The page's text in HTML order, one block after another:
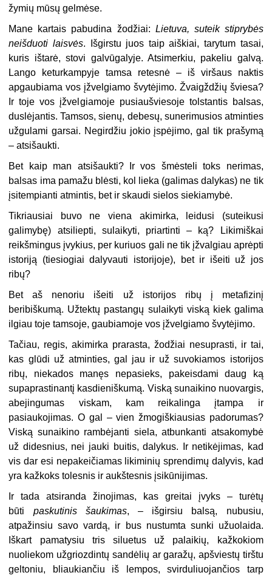
žymių mūsų gelmėse.
Mane kartais pabudina žodžiai: Lietuva, suteik stiprybės
neišduoti laisvės. Išgirstu juos taip aiškiai, tarytum tasai,
kuris ištarė, stovi galvūgalyje. Atsimerkiu, pakeliu galvą.
Lango keturkampyje tamsa retesnė – iš viršaus naktis
apgaubiama vos įžvelgiamo švytėjimo. Žvaigždžių šviesa?
Ir toje vos įžvelgiamoje pusiaušviesoje tolstantis balsas,
duslėjantis. Tamsos, sienų, debesų, sunerimusios atminties
užgulami garsai. Negirdžiu jokio įspėjimo, gal tik prašymą
– atsišaukti.
Bet kaip man atsišaukti? Ir vos šmėsteli toks nerimas,
balsas ima pamažu blėsti, kol lieka (galimas dalykas) ne tik
įsitempianti atmintis, bet ir skaudi sielos siekiamybė.
Tikriausiai buvo ne viena akimirka, leidusi (suteikusi
galimybę) atsiliepti, sulaikyti, priartinti – ką? Likimiškai
reikšmingus įvykius, per kuriuos gali ne tik įžvalgiau aprėpti
istoriją (tiesiogiai dalyvauti istorijoje), bet ir išeiti už jos
ribų?
Bet aš nenoriu išeiti už istorijos ribų į metafizinį
beribiškumą. Užtektų pastangų sulaikyti viską kiek galima
ilgiau toje tamsoje, gaubiamoje vos įžvelgiamo švytėjimo.
Tačiau, regis, akimirka prarasta, žodžiai nesuprasti, ir tai,
kas glūdi už atminties, gal jau ir už suvokiamos istorijos
ribų, niekados manęs nepasieks, pakeisdami daug ką
supaprastinantį kasdieniškumą. Viską sunaikino nuovargis,
abejingumas viskam, kam reikalinga įtampa ir
pasiaukojimas. O gal – vien žmogiškiausias padorumas?
Viską sunaikino rambėjanti siela, atbunkanti atsakomybė
už didesnius, nei jauki buitis, dalykus. Ir netikėjimas, kad
vis dar esi nepakeičiamas likiminių sprendimų dalyvis, kad
yra kažkoks tolesnis ir aukštesnis įsikūnijimas.
Ir tada atsiranda žinojimas, kas greitai įvyks – turėtų
būti paskutinis šaukimas, – išgirsiu balsą, nubusiu,
atpažinsiu savo vardą, ir bus nustumta sunki užuolaida.
Iškart pamatysiu tris siluetus už palaikių, kažkokiom
nuoliekom užgriozdintų sandėlių ar garažų, apšviestų tirštu
geltoniu, bliaukiančiu iš lempos, svirduliuojančios tarp